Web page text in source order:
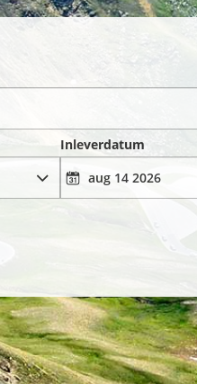
Inleverdatum